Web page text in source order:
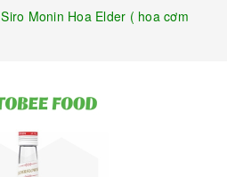
Siro Monin Hoa Elder ( hoa cơm